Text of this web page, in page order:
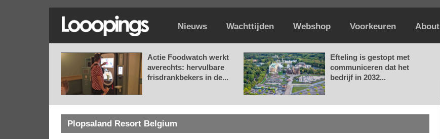
Nieuws Wachttijden Webshop Voorkeuren About
Actie Foodwatch werkt
averechts: hervulbare
frisdrankbekers in de...
Efteling is gestopt met
communiceren dat het
bedrijf in 2032...
Plopsaland Resort Belgium